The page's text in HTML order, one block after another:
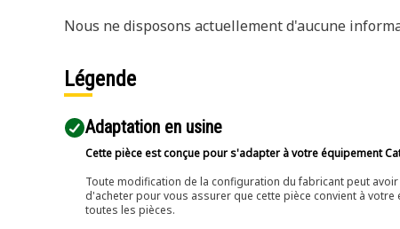
Nous ne disposons actuellement d'aucune
Légende
Adaptation en usine
Cette pièce est conçue pour s'adapter à votre équipement
Toute modification de la configuration du fabricant peut
d'acheter pour vous assurer que cette pièce convient à
toutes les pièces.